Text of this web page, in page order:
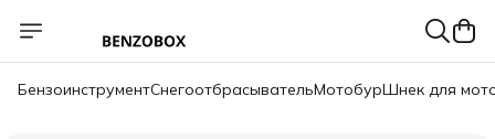
БензоинструментСнегоотбрасывательМотобурШнек для